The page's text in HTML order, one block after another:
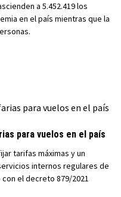
a 5.452.419 los
en el país mientras que la
para vuelos en el país
tarifas máximas y un
internos regulares de
el decreto 879/2021